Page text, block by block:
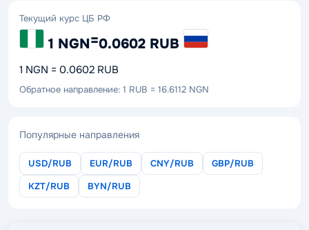
Текущий курс ЦБ РФ
1 NGN=0.0602 RUB
1 NGN = 0.0602 RUB
Обратное направление: 1 RUB = 16.6112 NGN
Популярные направления
USD/RUB EUR/RUB CNY/RUB
GBP/RUB
KZT/RUB
BYN/RUB